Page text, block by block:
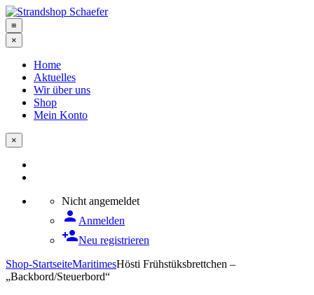
≡
×
Home
Aktuelles
Wir über uns
Shop
Mein Konto
×
Nicht angemeldet
person Anmelden
person_addNeu registrieren
Shop-StartseiteMaritimesHösti Frühstüksbrettchen –
„Backbord/Steuerbord“